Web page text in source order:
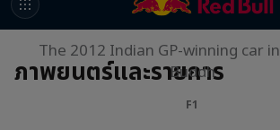
ภาพยนตร์และรายการ
F1 Car Returns to
The 2012 Indian GP-winning car
Buddh
F1